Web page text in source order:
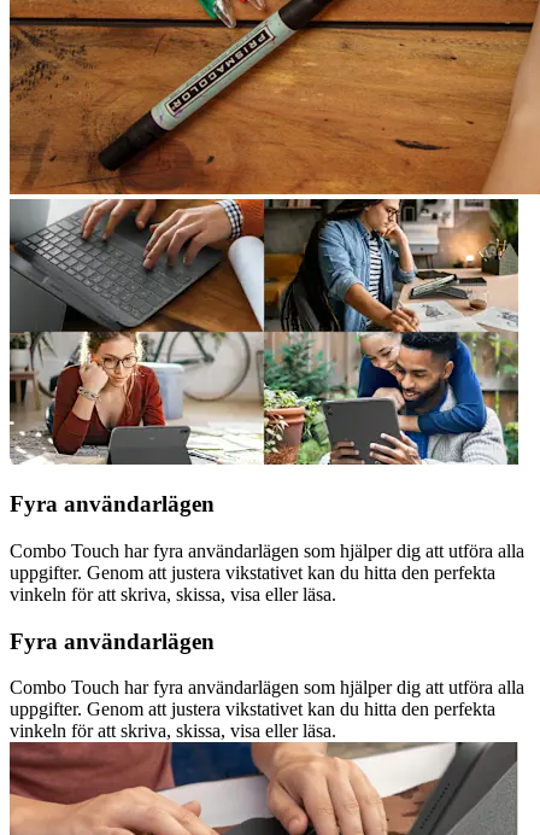
Fyra användarlägen
Combo Touch har fyra användarlägen som hjälper dig att utföra alla
uppgifter. Genom att justera vikstativet kan du hitta den perfekta
vinkeln för att skriva, skissa, visa eller läsa.
Fyra användarlägen
Combo Touch har fyra användarlägen som hjälper dig att utföra alla
uppgifter. Genom att justera vikstativet kan du hitta den perfekta
vinkeln för att skriva, skissa, visa eller läsa.